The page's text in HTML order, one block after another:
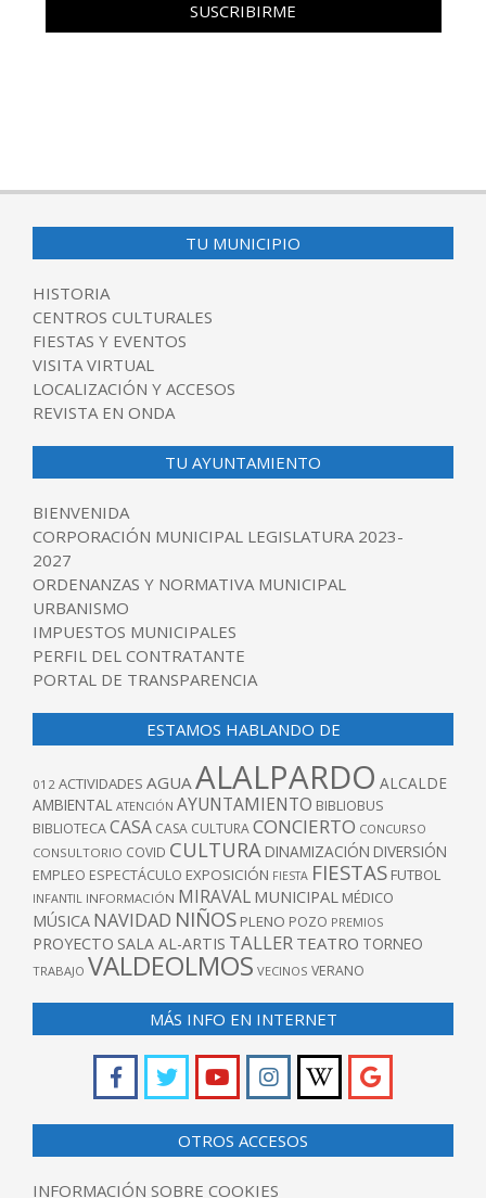
TU MUNICIPIO
HISTORIA
CENTROS CULTURALES
FIESTAS Y EVENTOS
VISITA VIRTUAL
LOCALIZACIÓN Y ACCESOS
REVISTA EN ONDA
TU AYUNTAMIENTO
BIENVENIDA
CORPORACIÓN MUNICIPAL LEGISLATURA 2023-
2027
ORDENANZAS Y NORMATIVA MUNICIPAL
URBANISMO
IMPUESTOS MUNICIPALES
PERFIL DEL CONTRATANTE
PORTAL DE TRANSPARENCIA
ESTAMOS HABLANDO DE
012 ACTIVIDADES AGUAALALPARDO ALCALDE
AMBIENTAL ATENCIÓN AYUNTAMIENTO BIBLIOBUS
BIBLIOTECACASA CASA CULTURACONCIERTO CONCURSO
CONSULTORIO COVID CULTURA DINAMIZACIÓN DIVERSIÓN
EMPLEO ESPECTÁCULO EXPOSICIÓN FIESTA FIESTAS FUTBOL
INFANTIL INFORMACIÓN MIRAVAL MUNICIPAL MÉDICO
MÚSICA NAVIDAD NIÑOS PLENO POZO PREMIOS
PROYECTO SALA AL-ARTIS TALLER TEATRO TORNEO
TRABAJO VALDEOLMOS VECINOS VERANO
MÁS INFO EN INTERNET
OTROS ACCESOS
INFORMACIÓN SOBRE COOKIES